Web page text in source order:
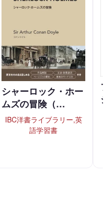
シャーロック・ホー
ムズの冒険（…
IBC洋書ライブラリー,英
語学習書